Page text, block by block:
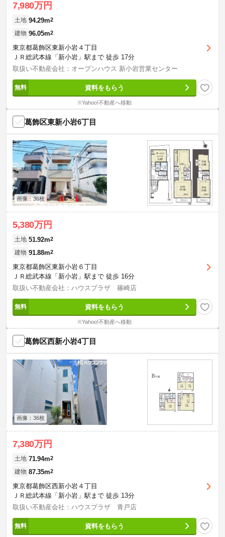
7,980万円
土地 94.29m2
建物 96.05m2
東京都葛飾区東新小岩４丁目
ＪＲ総武本線「新小岩」駅まで 徒歩 17分
取扱い不動産会社：オープンハウス 新小岩営業センター
資料をもらう
※Yahoo!不動産へ移動
葛飾区東新小岩6丁目
画像：36枚
5,380万円
土地 51.92m2
建物 91.88m2
東京都葛飾区東新小岩６丁目
ＪＲ総武本線「新小岩」駅まで 徒歩 16分
取扱い不動産会社：ハウスプラザ 篠崎店
資料をもらう
※Yahoo!不動産へ移動
葛飾区西新小岩4丁目
画像：36枚
7,380万円
土地 71.94m2
建物 87.35m2
東京都葛飾区西新小岩４丁目
ＪＲ総武本線「新小岩」駅まで 徒歩 13分
取扱い不動産会社：ハウスプラザ 青戸店
資料をもらう